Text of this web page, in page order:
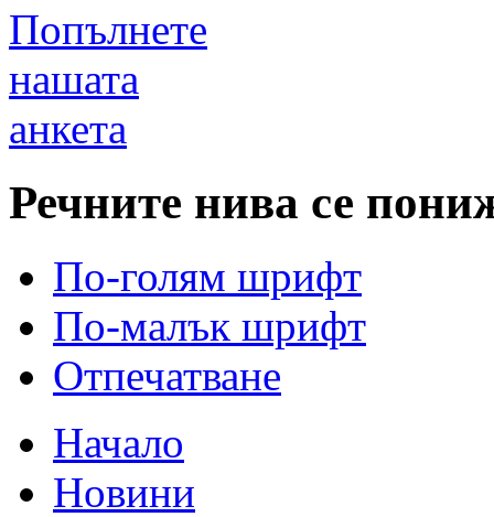
Попълнете
нашата
анкета
Речните нива се
По-голям шрифт
По-малък шрифт
Отпечатване
Начало
Новини